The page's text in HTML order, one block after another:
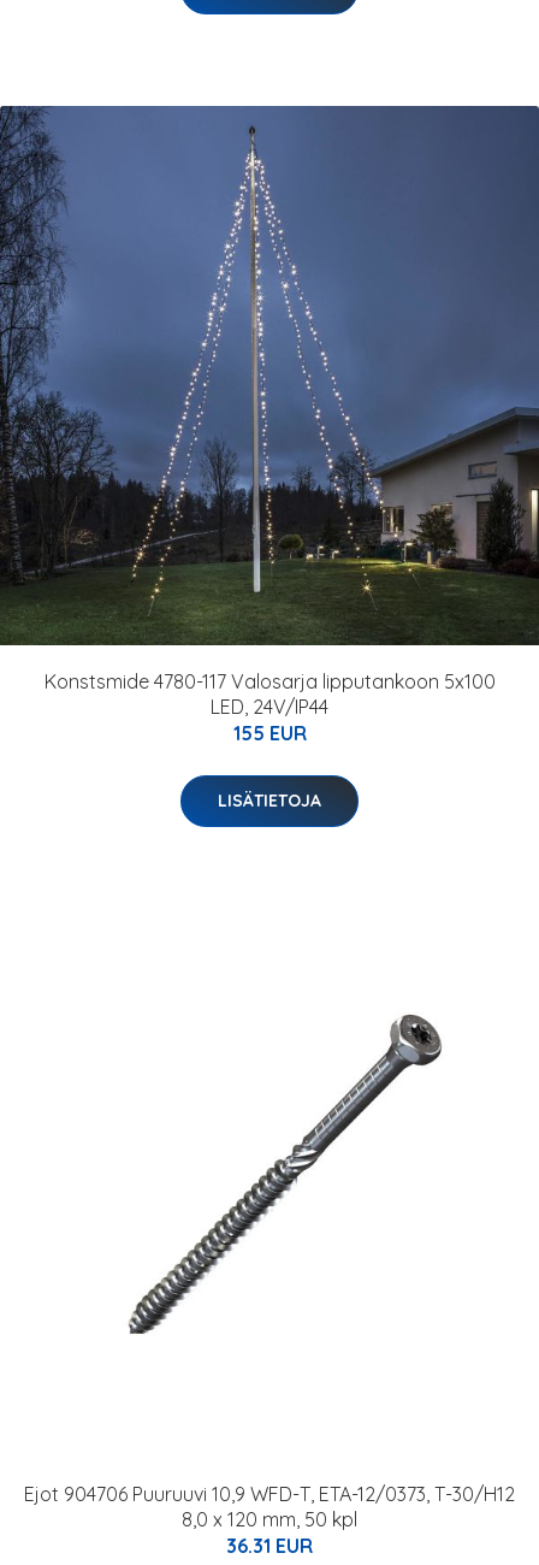
Konstsmide 4780-117 Valosarja lipputankoon 5x100
LED, 24V/IP44
155 EUR
LISÄTIETOJA
Ejot 904706 Puuruuvi 10,9 WFD-T, ETA-12/0373, T-30/H12
8,0 x 120 mm, 50 kpl
36.31 EUR